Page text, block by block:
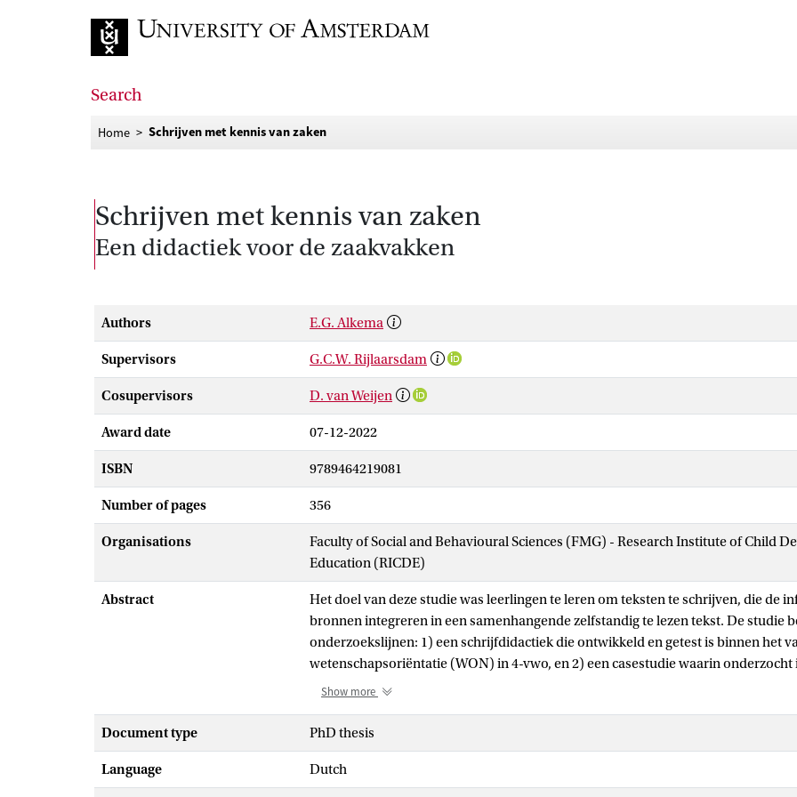
Search
Home Schrijven met kennis van zaken
Schrijven met kennis van zaken
Een didactiek voor de zaakvakken
Authors E.G. Alkema
Supervisors G.C.W. Rijlaarsdam
Cosupervisors D. van Weijen
Award date 07-12-2022
ISBN 9789464219081
Number of pages 356
Organisations
Faculty of Social and Behavioural Sciences (FMG) - Research Institute of Child
Education (RICDE)
Abstract
Het doel van deze studie was leerlingen te leren om teksten te schrijven, die de
bronnen integreren in een samenhangende zelfstandig te lezen tekst. De studie
onderzoekslijnen: 1) een schrijfdidactiek die ontwikkeld en getest is binnen het
wetenschapsoriëntatie (WON) in 4-vwo, en 2) een casestudie waarin onderzocht
WON in 4-vwo aangeleerde didactiek toegepast kan worden bij de zaakvakken in
bijdragen aan de ontwikkeling van schrijfvaardigheid?) en hoofdstuk 3 (Wat zijn
het leren schrijven op basis van bronnen?). Deze schrijfdidactiek werd
drie ontwerpstudies. In hoofdstuk 4 ligt de nadruk op eerst de taak en bronnen
het schrijven zelf. In hoofdstuk 5 wordt de effectiviteit van een verbeterde versie
Show more
Document type PhD thesis
Language Dutch